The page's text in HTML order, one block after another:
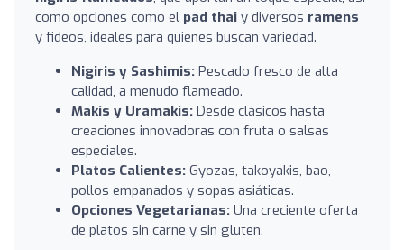
como opciones como el pad thai y diversos ramens
y fideos, ideales para quienes buscan variedad.
Nigiris y Sashimis: Pescado fresco de alta
calidad, a menudo flameado.
Makis y Uramakis: Desde clásicos hasta
creaciones innovadoras con fruta o salsas
especiales.
Platos Calientes: Gyozas, takoyakis, bao,
pollos empanados y sopas asiáticas.
Opciones Vegetarianas: Una creciente oferta
de platos sin carne y sin gluten.